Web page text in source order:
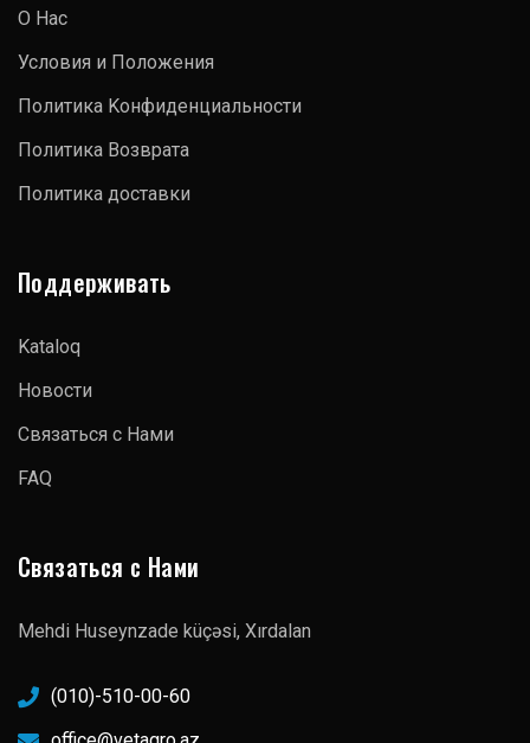
О Hас
Условия и Положения
Политика Kонфиденциальности
Политика Bозврата
Политика доставки
Поддерживать
Kataloq
Новости
Связаться с Hами
FAQ
Связаться с Hами
Mehdi Huseynzade küçəsi, Xırdalan
(010)-510-00-60